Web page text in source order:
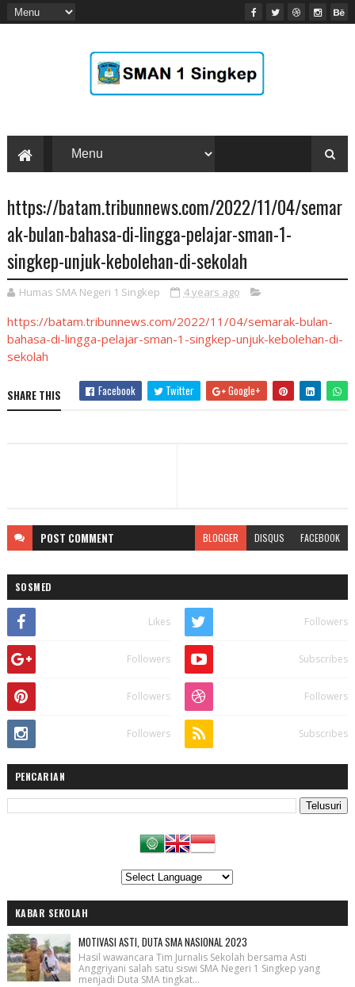
https://batam.tribunnews.com/2022/11/04/semar
ak-bulan-bahasa-di-lingga-pelajar-sman-1-
singkep-unjuk-kebolehan-di-sekolah
Humas SMA Negeri 1 Singkep 4 years ago
https://batam.tribunnews.com/2022/11/04/semarak-bulan-
bahasa-di-lingga-pelajar-sman-1-singkep-unjuk-kebolehan-di-
sekolah
SHARE THIS Facebook Twitter Google+
POST COMMENT BLOGGER DISQUS FACEBOOK
SOSMED
Likes Followers
Followers Subscribes
Followers Followers
Followers Subscribes
PENCARIAN
KABAR SEKOLAH
MOTIVASI ASTI, DUTA SMA NASIONAL 2023
Hasil wawancara Tim Jurnalis Sekolah bersama Asti
Anggriyani salah satu siswi SMA Negeri 1 Singkep yang
menjadi Duta SMA tingkat...